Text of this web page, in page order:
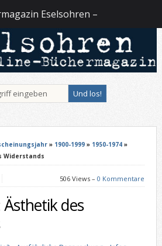
» 1900-1999» 1950-1974»
Widerstands
506 Views –0 Kommentare
Ästhetik des
Eselsohren –